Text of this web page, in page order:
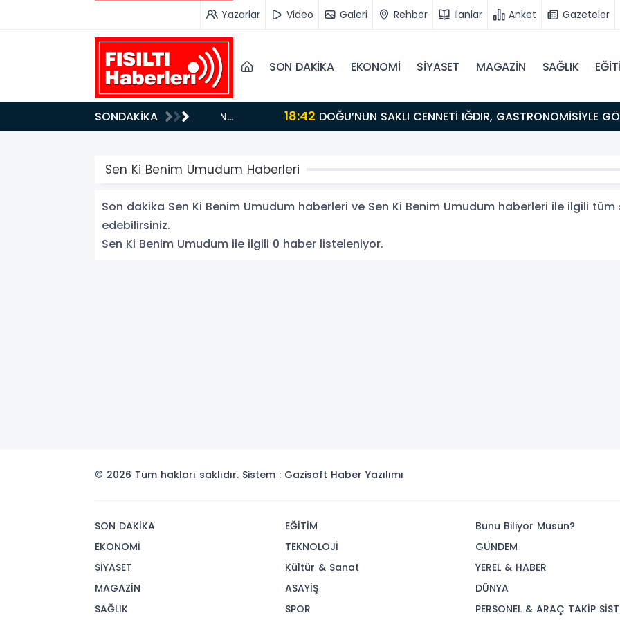
Yazarlar Video Galeri Rehber İlanlar Anket Gazeteler
SON DAKİKA EKONOMİ SİYASET MAGAZİN SAĞLIK
SONDAKİKA 18:42
KÜLTÜRÜNÜN BULUŞMA NOKTASI
Sen Ki Benim Umudum Haberleri
Son dakika Sen Ki Benim Umudum haberleri ve Sen Ki Benim Umudum haberleri ile ilgili
edebilirsiniz.
Sen Ki Benim Umudum ile ilgili 0 haber listeleniyor.
© 2026 Tüm hakları saklıdır. Sistem : Gazisoft Haber Yazılımı
SON DAKİKA
EKONOMİ
SİYASET
MAGAZİN
SAĞLIK
EĞİTİM
TEKNOLOJİ
Kültür & Sanat
ASAYİŞ
SPOR
Bunu Biliyor Musun?
GÜNDEM
YEREL & HABER
DÜNYA
PERSONEL & ARAÇ TAKİP